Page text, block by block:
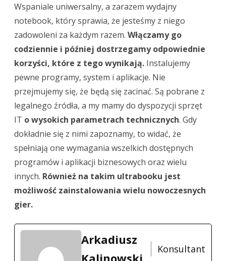
Wspaniale uniwersalny, a zarazem wydajny
notebook, który sprawia, że jesteśmy z niego
zadowoleni za każdym razem. Włączamy go
codziennie i później dostrzegamy odpowiednie
korzyści, które z tego wynikają. Instalujemy
pewne programy, system i aplikacje. Nie
przejmujemy się, że będą się zacinać. Są pobrane z
legalnego źródła, a my mamy do dyspozycji sprzęt
IT o wysokich parametrach technicznych. Gdy
dokładnie się z nimi zapoznamy, to widać, że
spełniają one wymagania wszelkich dostępnych
programów i aplikacji biznesowych oraz wielu
innych. Również na takim ultrabooku jest
możliwość zainstalowania wielu nowoczesnych
gier.
Arkadiusz
Kalinowski
Konsultant